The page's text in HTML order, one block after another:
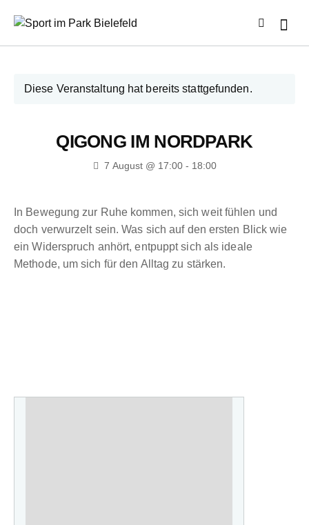
Diese Veranstaltung hat bereits stattgefunden.
QIGONG IM NORDPARK
7 August @ 17:00- 18:00
In Bewegung zur Ruhe kommen, sich weit fühlen und
doch verwurzelt sein. Was sich auf den ersten Blick wie
ein Widerspruch anhört, entpuppt sich als ideale
Methode, um sich für den Alltag zu stärken.